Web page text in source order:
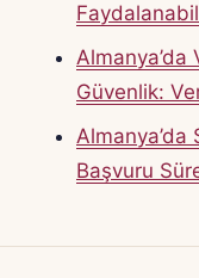
Almanya’da
Güvenlik:
Almanya’da
Başvuru